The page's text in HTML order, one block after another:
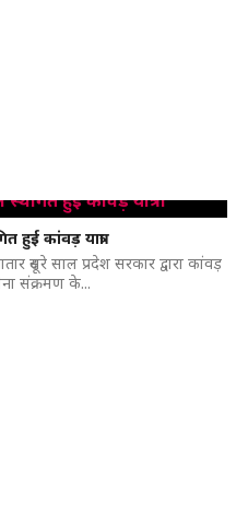
हुई कांवड़ यात्रा
दूसरे साल प्रदेश सरकार द्वारा कांवड़
संक्रमण के...